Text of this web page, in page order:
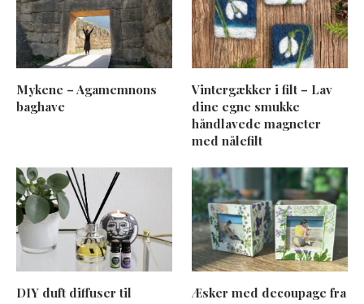
Mykene – Agamemnons
baghave
Vintergækker i filt – Lav
dine egne smukke
håndlavede magneter
med nålefilt
DIY duft diffuser til
Æsker med decoupage fra